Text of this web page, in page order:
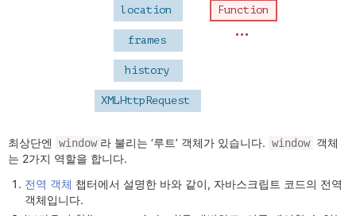
최상단엔 window 라 불리는 ‘루트’ 객체가 있습니다. window 객체
는 2가지 역할을 합니다.
전역 객체 챕터에서 설명한 바와 같이, 자바스크립트 코드의 전역
객체입니다.